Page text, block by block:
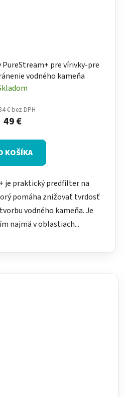
pre vírivky-pre
vodného kameňa
€ bez DPH
49 €
KOŠÍKA
je praktický predfilter na
pomáha znižovať tvrdosť
vodného kameňa. Je
najmä v oblastiach...